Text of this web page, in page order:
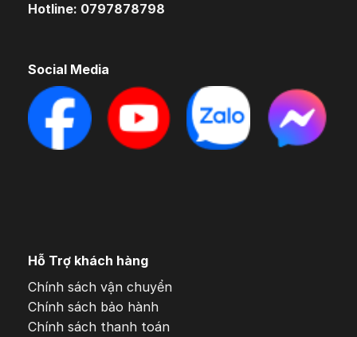
Hotline: 0797878798
Social Media
Hỗ Trợ khách hàng
Chính sách vận chuyển
Chính sách bảo hành
Chính sách thanh toán